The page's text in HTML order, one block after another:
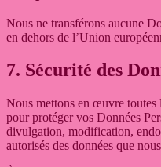
Nous ne transférons aucune
en dehors de l’Union
7. Sécurité des
Nous mettons en œuvre toutes
pour protéger vos Données
divulgation, modification,
autorisés des données que